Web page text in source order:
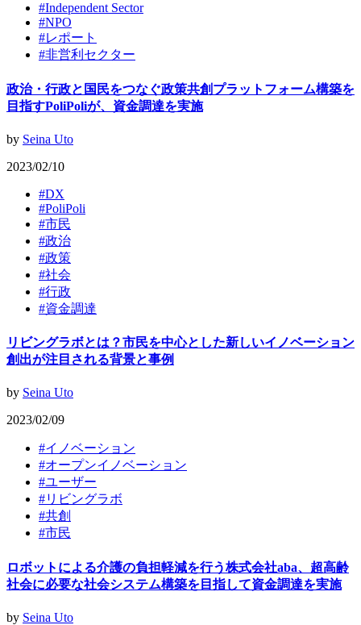
#Independent Sector
#NPO
#レポート
#非営利セクター
政治・行政と国民をつなぐ政策共創プラットフォーム構築を
目指すPoliPoliが、資金調達を実施
by Seina Uto
2023/02/10
#DX
#PoliPoli
#市民
#政治
#政策
#社会
#行政
#資金調達
リビングラボとは？市民を中心とした新しいイノベーション
創出が注目される背景と事例
by Seina Uto
2023/02/09
#イノベーション
#オープンイノベーション
#ユーザー
#リビングラボ
#共創
#市民
ロボットによる介護の負担軽減を行う株式会社aba、超高齢
社会に必要な社会システム構築を目指して資金調達を実施
by Seina Uto